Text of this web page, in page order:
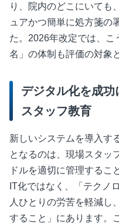
り、院内のどこにいても
ュアかつ簡単に処方箋の
た。 2026年改定では、こ
名」の体制も評価の対象
デジタル化を成功
スタッフ教育
新しいシステムを導入す
となるのは、現場スタッ
ドルを適切に管理するこ
IT化ではなく、「テクノ
人ひとりの労苦を軽減し
すること」にあります。